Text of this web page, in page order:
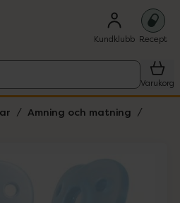
Kundklubb Recept
Varukorg
Amning och matning